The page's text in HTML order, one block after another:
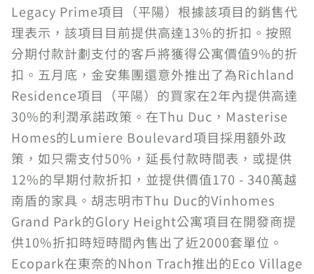
Legacy Prime項目（平陽）根據該項目的銷售代
理表示，該項目目前提供高達13%的折扣。按照
分期付款計劃支付的客戶將獲得公寓價值9%的折
扣。五月底，金安集團還意外推出了為Richland
Residence項目（平陽）的買家在2年內提供高達
30%的利潤承諾政策。在Thu Duc，Masterise
Homes的Lumiere Boulevard項目採用額外政
策，如只需支付50%，延長付款時間表，或提供
12%的早期付款折扣，並提供價值170 - 340萬越
南盾的家具。胡志明市Thu Duc的Vinhomes
Grand Park的Glory Height公寓項目在開發商提
供10%折扣時短時間內售出了近2000套單位。
Ecopark在東奈的Nhon Trach推出的Eco Village